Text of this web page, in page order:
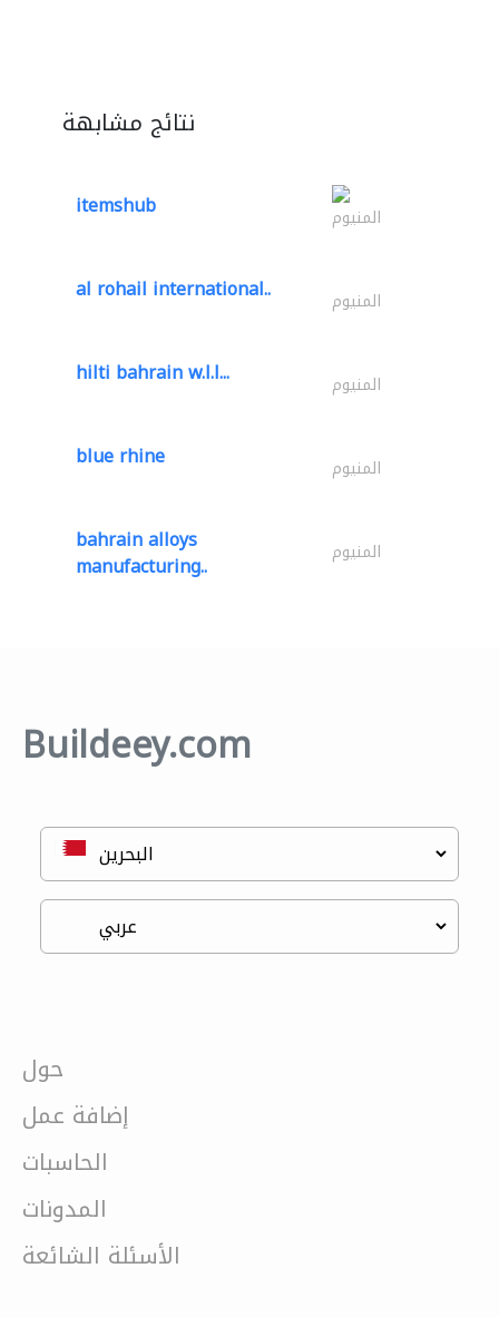
نتائج مشابهة
itemshub المنيوم
al rohail international.. المنيوم
hilti bahrain w.l.l... المنيوم
blue rhine المنيوم
bahrain alloys
manufacturing.. المنيوم
Buildeey.com
حول
إضافة عمل
الحاسبات
المدونات
الأسئلة الشائعة